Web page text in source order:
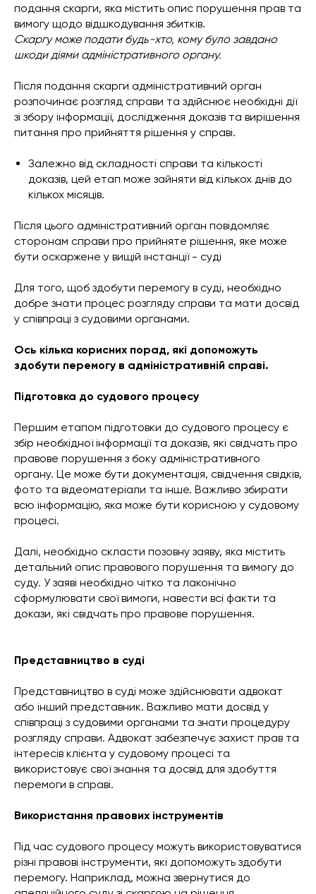
подання скарги, яка містить опис порушення прав та
вимогу щодо відшкодування збитків.
Скаргу може подати будь-хто, кому було завдано
шкоди діями адміністративного органу.
Після подання скарги адміністративний орган
розпочинає розгляд справи та здійснює необхідні дії
зі збору інформації, дослідження доказів та вирішення
питання про прийняття рішення у справі.
Залежно від складності справи та кількості
доказів, цей етап може зайняти від кількох днів до
кількох місяців.
Після цього адміністративний орган повідомляє
сторонам справи про прийняте рішення, яке може
бути оскаржене у вищій інстанції - суді
Для того, щоб здобути перемогу в суді, необхідно
добре знати процес розгляду справи та мати досвід
у співпраці з судовими органами.
Ось кілька корисних порад, які допоможуть
здобути перемогу в адміністративній справі.
Підготовка до судового процесу
Першим етапом підготовки до судового процесу є
збір необхідної інформації та доказів, які свідчать про
правове порушення з боку адміністративного
органу. Це може бути документація, свідчення свідків,
фото та відеоматеріали та інше. Важливо збирати
всю інформацію, яка може бути корисною у судовому
процесі.
Далі, необхідно скласти позовну заяву, яка містить
детальний опис правового порушення та вимогу до
суду. У заяві необхідно чітко та лаконічно
сформулювати свої вимоги, навести всі факти та
докази, які свідчать про правове порушення.
Представництво в суді
Представництво в суді може здійснювати адвокат
або інший представник. Важливо мати досвід у
співпраці з судовими органами та знати процедуру
розгляду справи. Адвокат забезпечує захист прав та
інтересів клієнта у судовому процесі та
використовує свої знання та досвід для здобуття
перемоги в справі.
Використання правових інструментів
Під час судового процесу можуть використовуватися
різні правові інструменти, які допоможуть здобути
перемогу. Наприклад, можна звернутися до